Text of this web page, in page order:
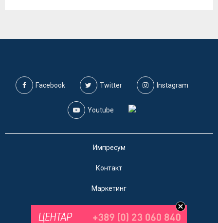
Facebook Twitter Instagram
Youtube
Импресум
Контакт
Маркетинг